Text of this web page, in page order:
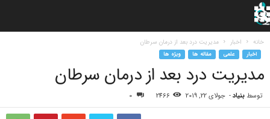
خانه اخبار مدیریت درد بعد از درمان سرطان
اخبار علمی مقاله ها ویژه ها
مدیریت درد بعد از درمان سرطان
توسط بنیاد- جولای 22, 2019 2466
0